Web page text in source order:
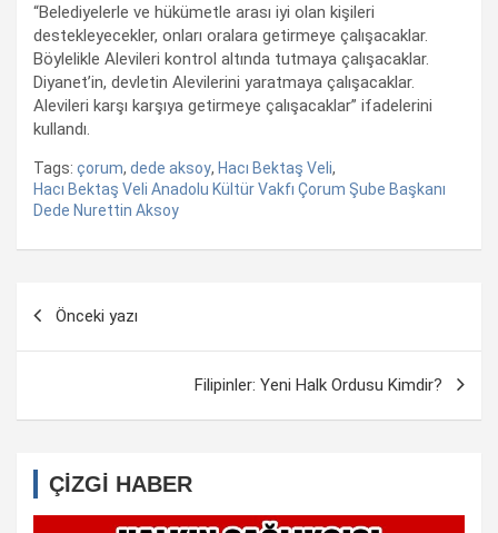
“Belediyelerle ve hükümetle arası iyi olan kişileri
destekleyecekler, onları oralara getirmeye çalışacaklar.
Böylelikle Alevileri kontrol altında tutmaya çalışacaklar.
Diyanet’in, devletin Alevilerini yaratmaya çalışacaklar.
Alevileri karşı karşıya getirmeye çalışacaklar” ifadelerini
kullandı.
Tags: çorum, dede aksoy, Hacı Bektaş Veli,
Hacı Bektaş Veli Anadolu Kültür Vakfı Çorum Şube Başkanı
Dede Nurettin Aksoy
Yazı
dolaşımı
Önceki yazı
Filipinler: Yeni Halk Ordusu Kimdir?
ÇİZGİ HABER